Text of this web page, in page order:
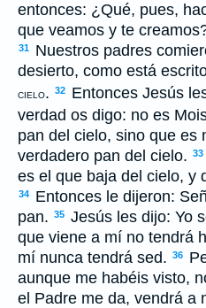
entonces: ¿Qué, pues,
que veamos y te
31
Nuestros padres
desierto, como está
CIELO. 32
Entonces Jesús
verdad os digo: no es
pan del cielo, sino que es
verdadero pan del cielo. 33
es el que baja del cielo, y
34
Entonces le dijeron:
pan. 35 Jesús les dijo: Yo
que viene a mí no tendrá
mí nunca tendrá sed. 36
aunque me habéis visto,
el Padre me da, vendrá a